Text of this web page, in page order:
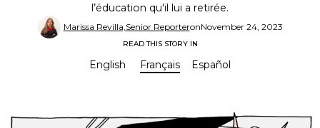
l’éducation qu'il lui a retirée.
Marissa Revilla,Senior ReporteronNovember 24, 2023
READ THIS STORY IN
English Français Español